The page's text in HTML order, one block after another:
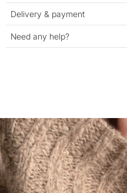
Delivery & payment
Need any help?